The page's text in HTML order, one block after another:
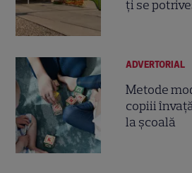
ți se
ADVERTORIAL
Metode
copiii
la școală